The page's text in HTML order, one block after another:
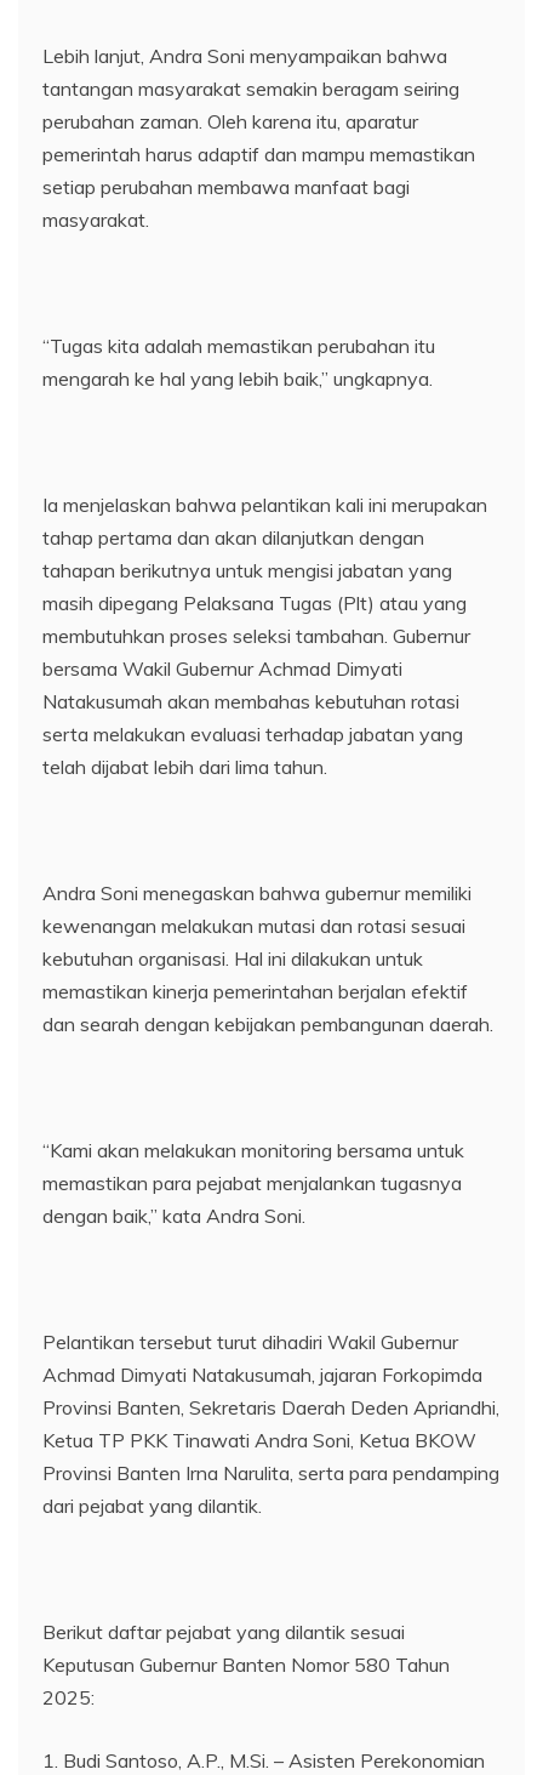
Lebih lanjut, Andra Soni menyampaikan bahwa
tantangan masyarakat semakin beragam seiring
perubahan zaman. Oleh karena itu, aparatur
pemerintah harus adaptif dan mampu memastikan
setiap perubahan membawa manfaat bagi
masyarakat.
“Tugas kita adalah memastikan perubahan itu
mengarah ke hal yang lebih baik,” ungkapnya.
Ia menjelaskan bahwa pelantikan kali ini merupakan
tahap pertama dan akan dilanjutkan dengan
tahapan berikutnya untuk mengisi jabatan yang
masih dipegang Pelaksana Tugas (Plt) atau yang
membutuhkan proses seleksi tambahan. Gubernur
bersama Wakil Gubernur Achmad Dimyati
Natakusumah akan membahas kebutuhan rotasi
serta melakukan evaluasi terhadap jabatan yang
telah dijabat lebih dari lima tahun.
Andra Soni menegaskan bahwa gubernur memiliki
kewenangan melakukan mutasi dan rotasi sesuai
kebutuhan organisasi. Hal ini dilakukan untuk
memastikan kinerja pemerintahan berjalan efektif
dan searah dengan kebijakan pembangunan daerah.
“Kami akan melakukan monitoring bersama untuk
memastikan para pejabat menjalankan tugasnya
dengan baik,” kata Andra Soni.
Pelantikan tersebut turut dihadiri Wakil Gubernur
Achmad Dimyati Natakusumah, jajaran Forkopimda
Provinsi Banten, Sekretaris Daerah Deden Apriandhi,
Ketua TP PKK Tinawati Andra Soni, Ketua BKOW
Provinsi Banten Irna Narulita, serta para pendamping
dari pejabat yang dilantik.
Berikut daftar pejabat yang dilantik sesuai
Keputusan Gubernur Banten Nomor 580 Tahun
2025:
1. Budi Santoso, A.P., M.Si. – Asisten Perekonomian